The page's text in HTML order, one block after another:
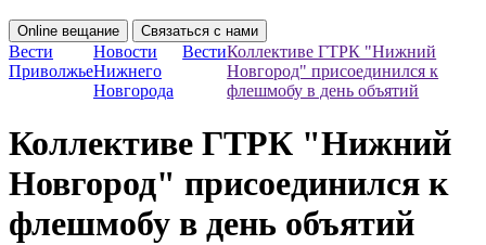
Online вещание Связаться с нами
Вести
Приволжье
Новости
Нижнего
Новгорода
ВестиКоллективе ГТРК "Нижний
Новгород" присоединился к
флешмобу в день объятий
Коллективе ГТРК "Нижний
Новгород" присоединился к
флешмобу в день объятий